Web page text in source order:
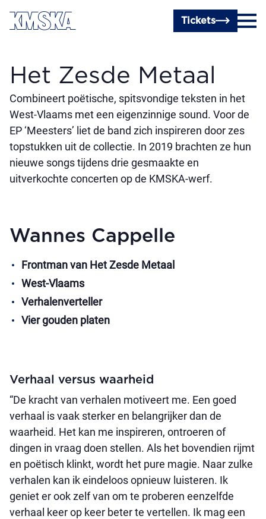
Ga naar hoofdinhoud
Tickets
Het Zesde Metaal
Combineert poëtische, spitsvondige teksten in het
West-Vlaams met een eigenzinnige sound. Voor de
EP ‘Meesters’ liet de band zich inspireren door zes
topstukken uit de collectie. In 2019 brachten ze hun
nieuwe songs tijdens drie gesmaakte en
uitverkochte concerten op de KMSKA-werf.
Wannes Cappelle
Frontman van Het Zesde Metaal
West-Vlaams
Verhalenverteller
Vier gouden platen
Verhaal versus waarheid
“De kracht van verhalen motiveert me. Een goed
verhaal is vaak sterker en belangrijker dan de
waarheid. Het kan me inspireren, ontroeren of
dingen in vraag doen stellen. Als het bovendien rijmt
en poëtisch klinkt, wordt het pure magie. Naar zulke
verhalen kan ik eindeloos opnieuw luisteren. Ik
geniet er ook zelf van om te proberen eenzelfde
verhaal keer op keer beter te vertellen. Ik mag een